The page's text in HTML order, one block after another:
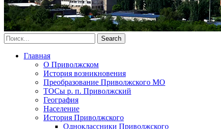
Главная
О Приволжском
История возникновения
Преобразование Приволжского МО
ТОСы р. п. Приволжский
География
Население
История Приволжского
Одноклассники Приволжского